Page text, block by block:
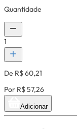
Quantidade
1
De R$ 60,21
Por R$ 57,26
Adicionar